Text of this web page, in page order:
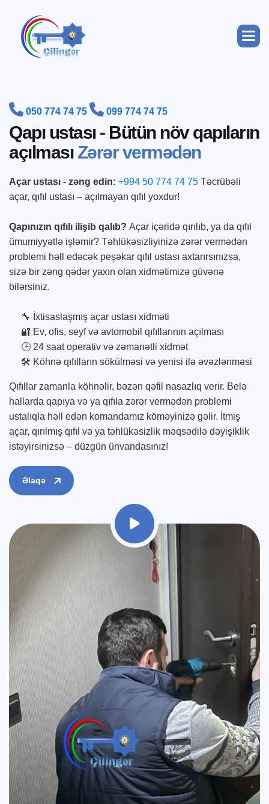
 050 774 74 75  099 774 74 75
Qapı ustası - Bütün növ qapıların
açılması Zərər vermədən
Açar ustası - zəng edin: +994 50 774 74 75 Təcrübəli
açar, qıfıl ustası – açılmayan qıfıl yoxdur!
Qapınızın qıfılı ilişib qalıb? Açar içəridə qırılıb, ya da qıfıl
ümumiyyətlə işləmir? Təhlükəsizliyinizə zərər vermədən
problemi həll edəcək peşəkar qıfıl ustası axtarırsınızsa,
sizə bir zəng qədər yaxın olan xidmətimizə güvənə
bilərsiniz.
🔧 İxtisaslaşmış açar ustası xidməti
🔐 Ev, ofis, seyf və avtomobil qıfıllarının açılması
🕒 24 saat operativ və zəmanətli xidmət
🛠️ Köhnə qıfılların sökülməsi və yenisi ilə əvəzlənməsi
Qıfıllar zamanla köhnəlir, bəzən qəfil nasazlıq verir. Belə
hallarda qapıya və ya qıfıla zərər vermədən problemi
ustalıqla həll edən komandamız köməyinizə gəlir. İtmiş
açar, qırılmış qıfıl və ya təhlükəsizlik məqsədilə dəyişiklik
istəyirsinizsə – düzgün ünvandasınız!
Əlaqə